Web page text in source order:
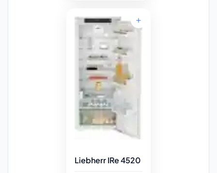
Liebherr IRe 4520